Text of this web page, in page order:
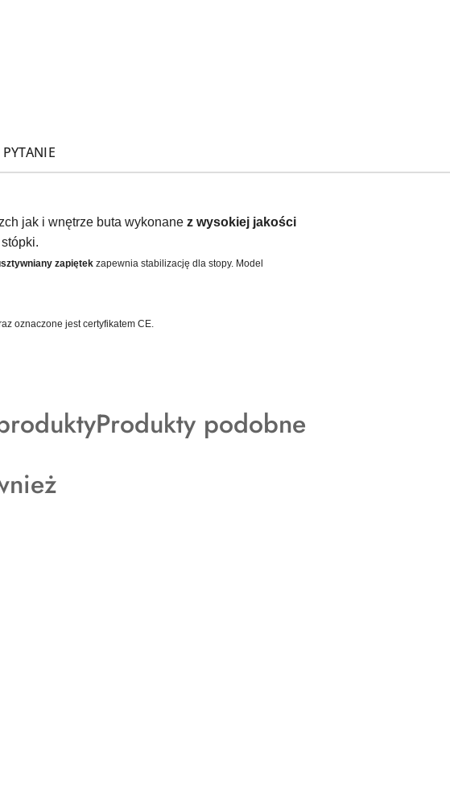
jak i wnętrze buta wykonane z wysokiej jakości
sztywniany zapiętek zapewnia stabilizację dla stopy. Model
oznaczone jest certyfikatem CE.
Produkty
Produkty podobne